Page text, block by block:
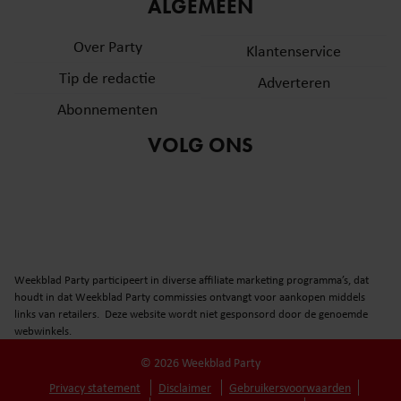
partners kunnen deze gegevens combineren met andere
verzameld op basis van uw gebruik van hun services. U
gaat akkoord met onze cookies als u onze website blijft
ALGEMEEN
Over Party
Tip de redactie
Abonnementen
Klantenservice
Adverteren
VOLG ONS
Weekblad Party participeert in diverse affiliate marketing programma’s, dat
houdt in dat Weekblad Party commissies ontvangt voor aankopen middels
links van retailers. Deze website wordt niet gesponsord door de genoemde
webwinkels.
© 2026 Weekblad Party
Privacy statement
Disclaimer
Gebruikersvoorwaarden